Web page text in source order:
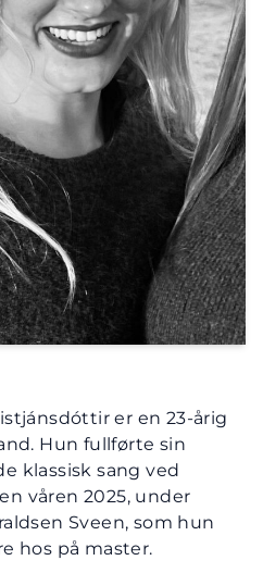
er en 23-årig
Hun fullførte sin
klassisk sang ved
våren 2025, under
Sveen, som hun
hos på master.